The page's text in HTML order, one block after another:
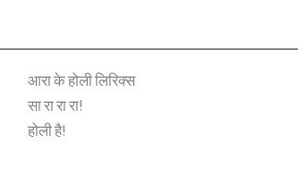
आरा के होली लिरिक्स
सा रा रा रा!
होली है!